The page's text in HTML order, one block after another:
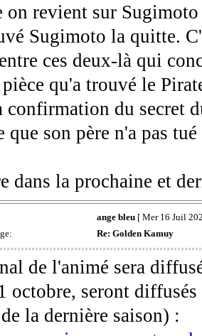
on revient sur
Sugimoto la quitte.
ces deux-là qui
qu'a trouvé le
confirmation du secret
que son père n'a pas
dans la prochaine et
ange bleu[ Mer 16 Juil
Re: Golden Kamuy
de l'animé sera
octobre, seront
la dernière saison) :